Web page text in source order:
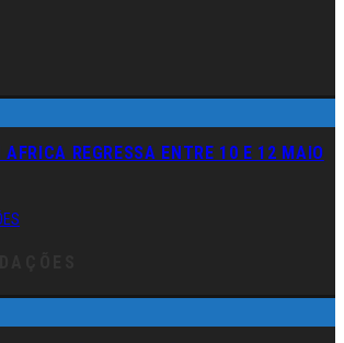
AFRICA REGRESSA ENTRE 10 E 12 MAIO